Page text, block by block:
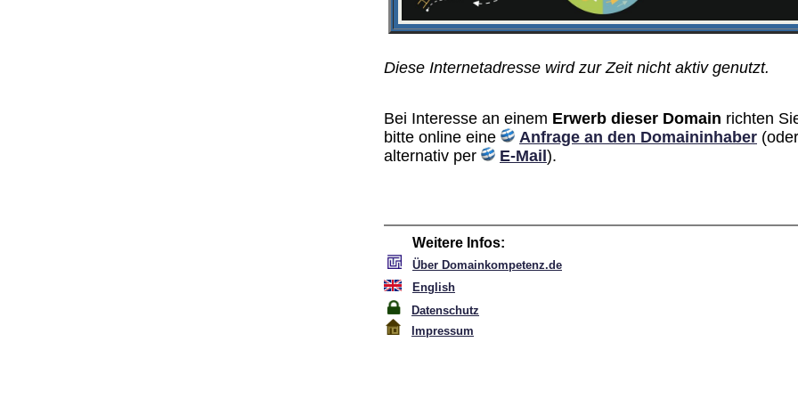
Diese Internetadresse wird zur Zeit nicht aktiv genutzt.
Bei Interesse an einem Erwerb dieser Domain richten
bitte online eine
Anfrage an den Domain­inhaber (oder
alternativ per
E-Mail ).
Weitere Infos:
Über Domainkompetenz.de
English
Datenschutz
Impressum